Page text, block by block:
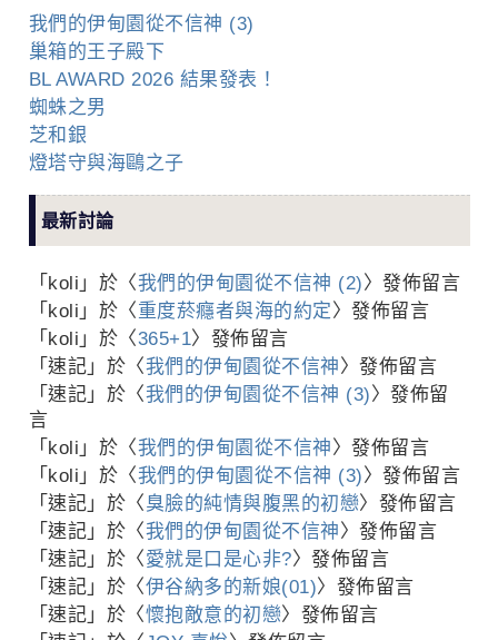
我們的伊甸園從不信神 (3)
巢箱的王子殿下
BL AWARD 2026 結果發表！
蜘蛛之男
芝和銀
燈塔守與海鷗之子
最新討論
「 koli 」於〈我們的伊甸園從不信神 (2) 〉發佈留言
「 koli 」於〈 重度菸癮者與海的約定 〉發佈留言
「 koli 」於〈365+1〉發佈留言
「 速記 」於〈我們的伊甸園從不信神 〉發佈留言
「 速記 」於〈我們的伊甸園從不信神 (3) 〉發佈留
言
「 koli 」於〈我們的伊甸園從不信神 〉發佈留言
「 koli 」於〈我們的伊甸園從不信神 (3) 〉發佈留言
「 速記 」於〈 臭臉的純情與腹黑的初戀〉發佈留言
「 速記 」於〈我們的伊甸園從不信神 〉發佈留言
「 速記 」於〈 愛就是口是心非?〉發佈留言
「 速記 」於〈伊谷納多的新娘(01)〉發佈留言
「 速記 」於〈懷抱敵意的初戀〉發佈留言